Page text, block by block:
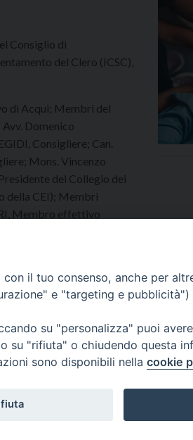
Consiglio di
del Clero (ICSC),
di Acqui; Membri del
Domenico
Consigliere; Can.
Mons. Vincenzo
del Collegio dei
della CEI); Membri
Membro effettivo
Membro supplente
APPUNTAMENTI
All Rights Reserved.
il tuo consenso, anche per
e "targeting e
su "personalizza" puoi
su "rifiuta" o chiudendo questa
sono disponibili nella cookie